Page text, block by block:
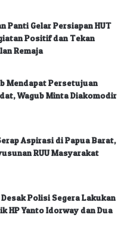
Panti Gelar Persiapan HUT
Positif dan Tekan
Remaja
Mendapat Persetujuan
Wagub Minta Diakomodir
Aspirasi di Papua Barat,
RUU Masyarakat
Polisi Segera Lakukan
HP Yanto Idorway dan Dua